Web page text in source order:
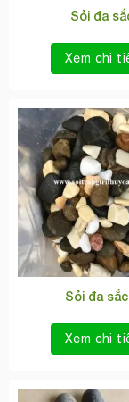
Sỏi đa
Xem chi
Sỏi đa
Xem chi